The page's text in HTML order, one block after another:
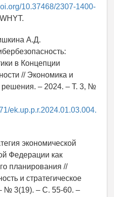
10.37468/2307-1400-
А.Д.
в Концепции
// Экономика и
– 2024. – Т. 3, №
ek.up.p.r.2024.01.03.004.
экономической
Федерации как
планирования //
и стратегическое
№ 3(19). – С. 55-60. –